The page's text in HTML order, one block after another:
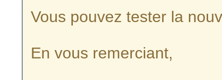
Vous pouvez tester la
En vous remerciant,